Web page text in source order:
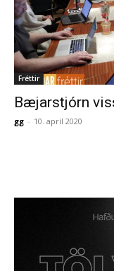
Fréttir
Bæjarstjórn
gg - 10. apríl 2020